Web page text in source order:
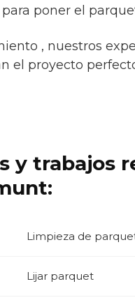
poner el
, nuestros
el proyecto
y trabajos
Limpieza de
Lijar parquet